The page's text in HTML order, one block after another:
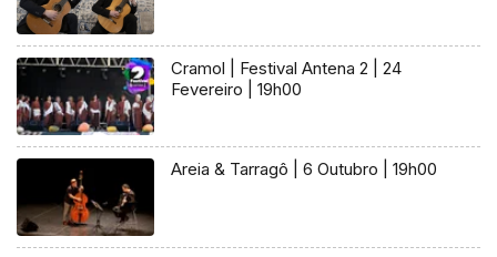
Cramol | Festival Antena 2 | 24
Fevereiro | 19h00
Areia & Tarragô | 6 Outubro | 19h00